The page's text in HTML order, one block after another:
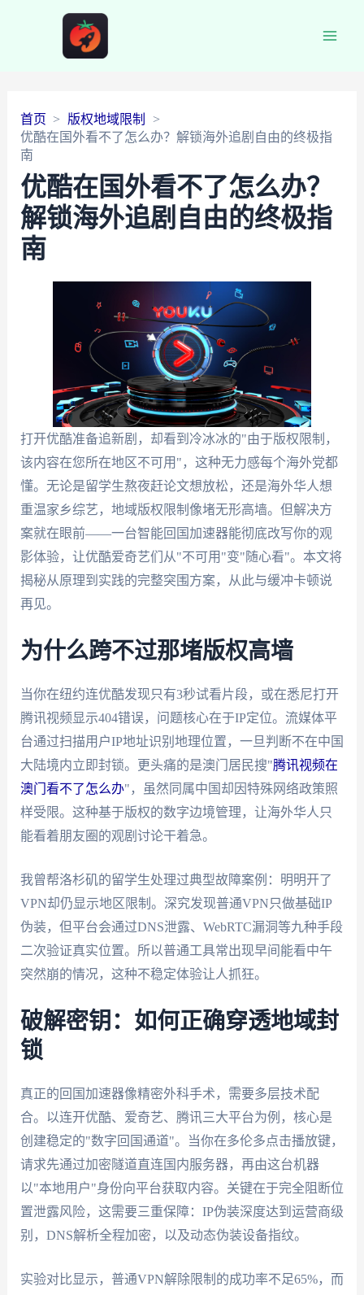
首页
版权地域限制
优酷在国外看不了怎么办？解锁海外追剧自由的终极指
南
优酷在国外看不了怎么办？
解锁海外追剧自由的终极指
南
打开优酷准备追新剧，却看到冷冰冰的"由于版权限制，
该内容在您所在地区不可用"，这种无力感每个海外党都
懂。无论是留学生熬夜赶论文想放松，还是海外华人想
重温家乡综艺，地域版权限制像堵无形高墙。但解决方
案就在眼前——一台智能回国加速器能彻底改写你的观
影体验，让优酷爱奇艺们从"不可用"变"随心看"。本文将
揭秘从原理到实践的完整突围方案，从此与缓冲卡顿说
再见。
为什么跨不过那堵版权高墙
当你在纽约连优酷发现只有3秒试看片段，或在悉尼打开
腾讯视频显示404错误，问题核心在于IP定位。流媒体平
台通过扫描用户IP地址识别地理位置，一旦判断不在中国
大陆境内立即封锁。更头痛的是澳门居民搜"腾讯视频在
澳门看不了怎么办"，虽然同属中国却因特殊网络政策照
样受限。这种基于版权的数字边境管理，让海外华人只
能看着朋友圈的观剧讨论干着急。
我曾帮洛杉矶的留学生处理过典型故障案例：明明开了
VPN却仍显示地区限制。深究发现普通VPN只做基础IP
伪装，但平台会通过DNS泄露、WebRTC漏洞等九种手段
二次验证真实位置。所以普通工具常出现早间能看中午
突然崩的情况，这种不稳定体验让人抓狂。
破解密钥：如何正确穿透地域封
锁
真正的回国加速器像精密外科手术，需要多层技术配
合。以连开优酷、爱奇艺、腾讯三大平台为例，核心是
创建稳定的"数字回国通道"。当你在多伦多点击播放键，
请求先通过加密隧道直连国内服务器，再由这台机器
以"本地用户"身份向平台获取内容。关键在于完全阻断位
置泄露风险，这需要三重保障：IP伪装深度达到运营商级
别，DNS解析全程加密，以及动态伪装设备指纹。
实验对比显示，普通VPN解除限制的成功率不足65%，而